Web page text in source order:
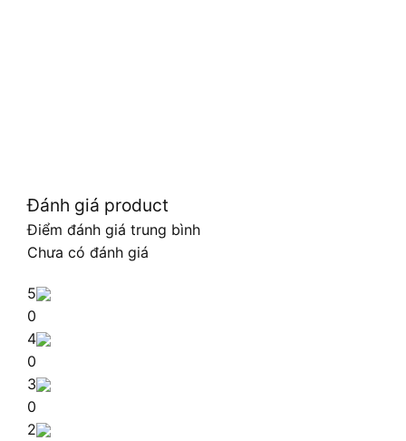
Đánh giá product
Điểm đánh giá trung bình
Chưa có đánh giá
5
0
4
0
3
0
2